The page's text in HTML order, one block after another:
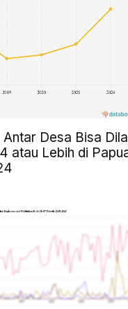
Desa Bisa
atau Lebih di